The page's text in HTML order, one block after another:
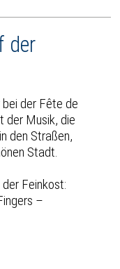
der
der Fête de
der Musik, die
den Straßen,
Stadt.
Feinkost:
–